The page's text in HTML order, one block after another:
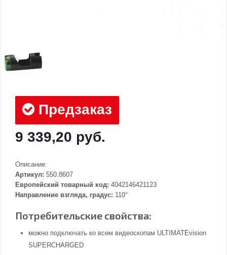
Предзаказ
9 339,20 руб.
Описание:
Артикул: 550.8607
Европейский товарный код: 4042146421123
Направление взгляда, градус: 110°
Потребительские свойства:
можно подключать ко всем видеоскопам ULTIMATEvision
SUPERCHARGED